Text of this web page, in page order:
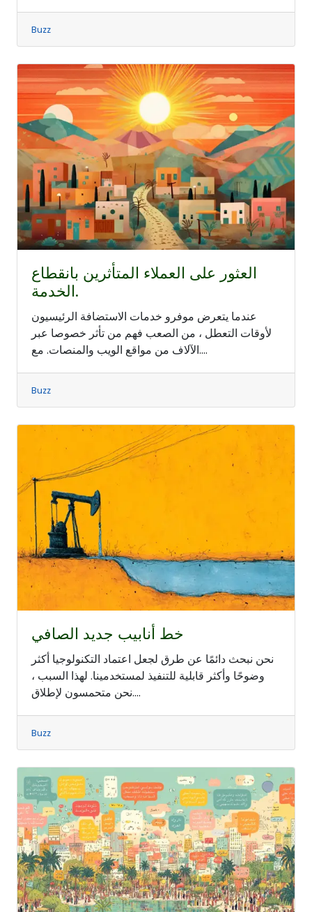
Buzz
العثور على العملاء المتأثرين بانقطاع
الخدمة.
عندما يتعرض موفرو خدمات الاستضافة الرئيسيون
لأوقات التعطل ، من الصعب فهم من تأثر خصوصا عبر
الآلاف من مواقع الويب والمنصات. مع....
Buzz
خط أنابيب جديد الصافي
نحن نبحث دائمًا عن طرق لجعل اعتماد التكنولوجيا أكثر
وضوحًا وأكثر قابلية للتنفيذ لمستخدمينا. لهذا السبب ،
نحن متحمسون لإطلاق....
Buzz